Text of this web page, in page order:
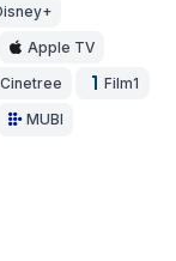
Apple TV
Cinetree Film1
MUBI